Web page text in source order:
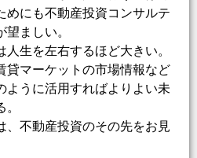
めにも不動産投資コンサルテ
ましい。
生を左右するほど大きい。
貸マーケットの市場情報など
ように活用すればよりよい未
、不動産投資のその先をお見